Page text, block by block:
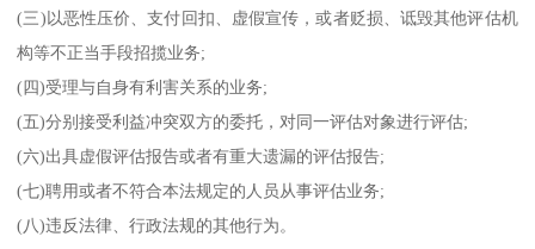
(三)以恶性压价、支付回扣、虚假宣传，或者贬损、诋毁其他评估机
构等不正当手段招揽业务;
(四)受理与自身有利害关系的业务;
(五)分别接受利益冲突双方的委托，对同一评估对象进行评估;
(六)出具虚假评估报告或者有重大遗漏的评估报告;
(七)聘用或者不符合本法规定的人员从事评估业务;
(八)违反法律、行政法规的其他行为。